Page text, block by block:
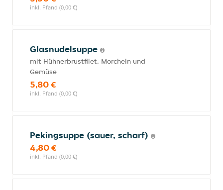
inkl. Pfand (0,00 €)
Glasnudelsuppe
mit Hühnerbrustfilet, Morcheln und
Gemüse
5,80 €
inkl. Pfand (0,00 €)
Pekingsuppe (sauer, scharf)
4,80 €
inkl. Pfand (0,00 €)